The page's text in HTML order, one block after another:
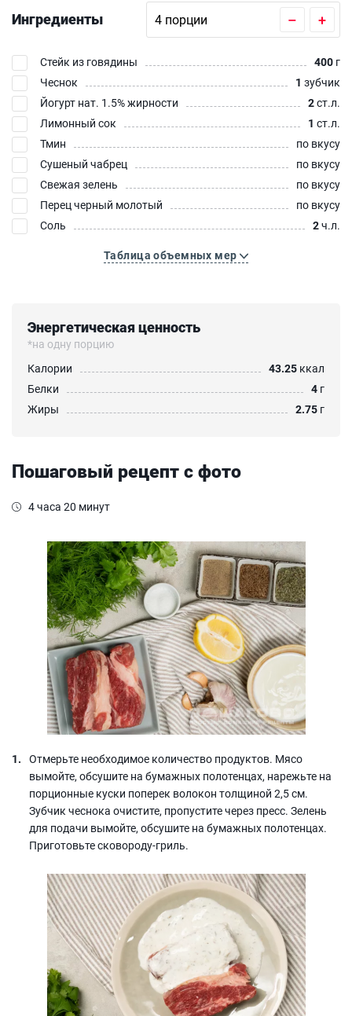
Ингредиенты – +
Стейк из говядины 400 г
Чеснок
1 зубчик
Йогурт нат. 1.5% жирности
2ст.л.
Лимонный сок
1 ст.л.
Тмин
по вкусу
Сушеный чабрец
по вкусу
Свежая зелень
по вкусу
Перец черный молотый
по вкусу
Соль
2ч.л.
Таблица объемных мер
Энергетическая ценность
*на одну порцию
Калории
43.25 ккал
Белки
4 г
Жиры
2.75 г
Пошаговый рецепт с фото
4 часа 20 минут
Отмерьте необходимое количество продуктов. Мясо
вымойте, обсушите на бумажных полотенцах, нарежьте на
порционные куски поперек волокон толщиной 2,5 см.
Зубчик чеснока очистите, пропустите через пресс. Зелень
для подачи вымойте, обсушите на бумажных полотенцах.
Приготовьте сковороду-гриль.